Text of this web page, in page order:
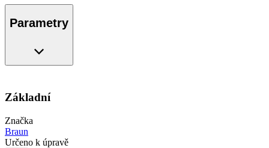
Parametry
Základní
Značka
Braun
Určeno k úpravě